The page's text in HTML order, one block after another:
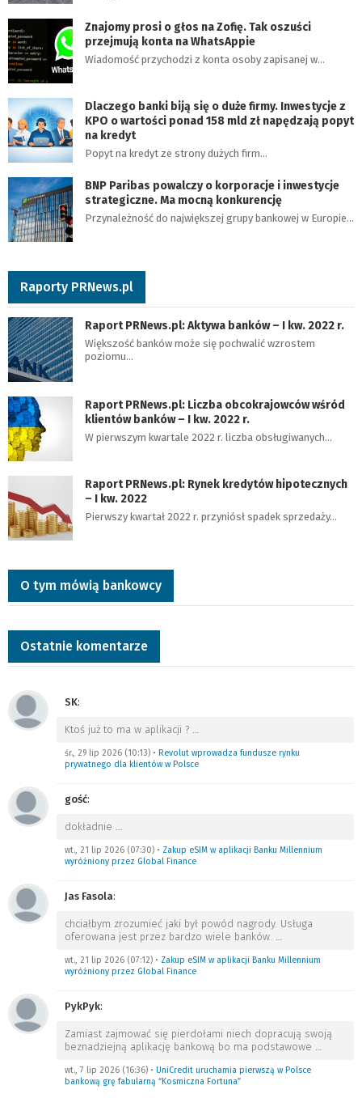
Znajomy prosi o głos na Zofię. Tak oszuści
przejmują konta na WhatsAppie
Wiadomość przychodzi z konta osoby zapisanej w…
Dlaczego banki biją się o duże firmy. Inwestycje z
KPO o wartości ponad 158 mld zł napędzają popyt
na kredyt
Popyt na kredyt ze strony dużych firm…
BNP Paribas powalczy o korporacje i inwestycje
strategiczne. Ma mocną konkurencję
Przynależność do największej grupy bankowej w Europie…
Raporty PRNews.pl
Raport PRNews.pl: Aktywa banków – I kw. 2022 r.
Większość banków może się pochwalić wzrostem
poziomu…
Raport PRNews.pl: Liczba obcokrajowców wśród
klientów banków – I kw. 2022 r.
W pierwszym kwartale 2022 r. liczba obsługiwanych…
Raport PRNews.pl: Rynek kredytów hipotecznych
– I kw. 2022
Pierwszy kwartał 2022 r. przyniósł spadek sprzedaży…
O tym mówią bankowcy
Ostatnie komentarze
SK:
Ktoś już to ma w aplikacji ? …
śr., 29 lip 2026 (10:13) • Revolut wprowadza fundusze rynku
prywatnego dla klientów w Polsce
gość:
dokładnie …
wt., 21 lip 2026 (07:30) • Zakup eSIM w aplikacji Banku Millennium
wyróżniony przez Global Finance
Jas Fasola:
chciałbym zrozumieć jaki był powód nagrody. Usługa
oferowana jest przez bardzo wiele banków. …
wt., 21 lip 2026 (07:12) • Zakup eSIM w aplikacji Banku Millennium
wyróżniony przez Global Finance
PykPyk:
Zamiast zajmować się pierdołami niech dopracują swoją
beznadziejną aplikację bankową bo ma podstawowe …
wt., 7 lip 2026 (16:36) • UniCredit uruchamia pierwszą w Polsce
bankową grę fabularną “Kosmiczna Fortuna”